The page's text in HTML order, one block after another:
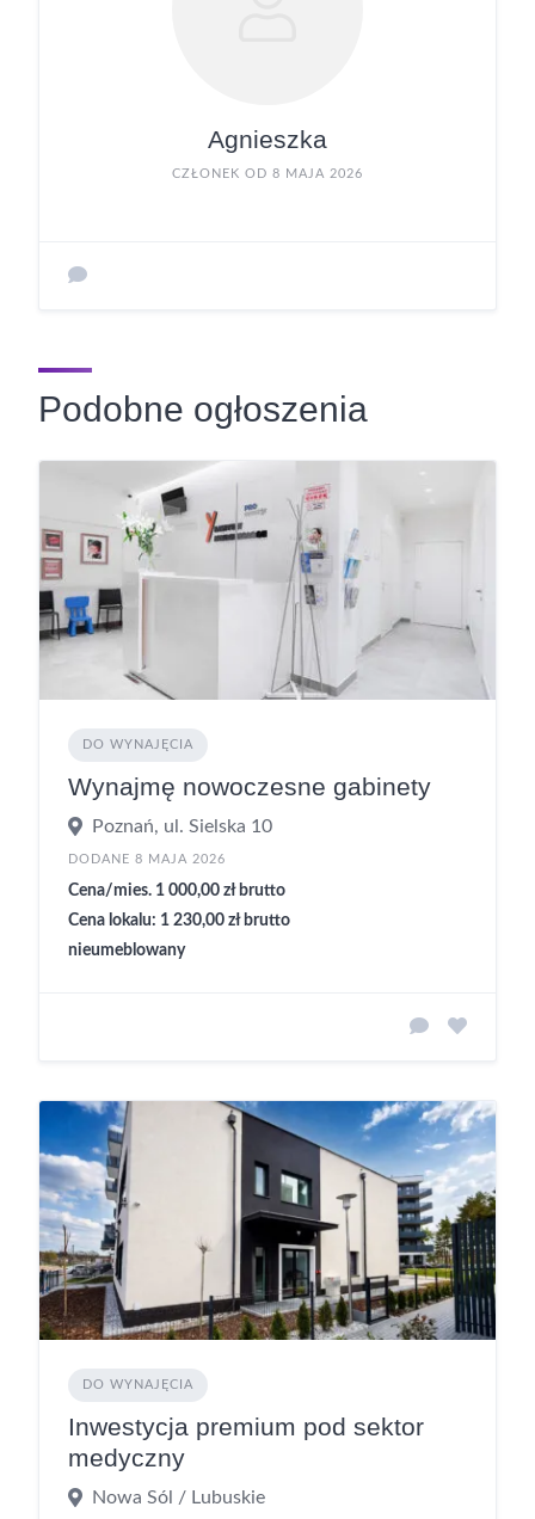
Agnieszka
CZŁONEK OD 8 MAJA 2026
Podobne ogłoszenia
DO WYNAJĘCIA
Wynajmę nowoczesne gabinety
Poznań, ul. Sielska 10
DODANE 8 MAJA 2026
Cena/mies. 1 000,00 zł brutto
Cena lokalu: 1 230,00 zł brutto
nieumeblowany
DO WYNAJĘCIA
Inwestycja premium pod sektor
medyczny
Nowa Sól / Lubuskie